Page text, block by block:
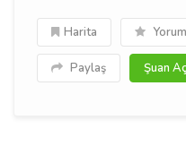
Harita
Paylaş Şuan